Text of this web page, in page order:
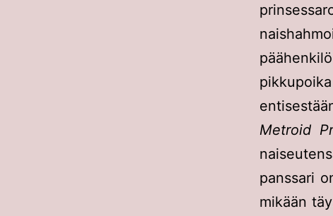
Metroid
panssari
mikään